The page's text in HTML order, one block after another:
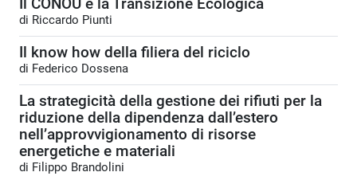
Il CONOU e la Transizione Ecologica
di Riccardo Piunti
Il know how della filiera del riciclo
di Federico Dossena
La strategicità della gestione dei rifiuti per la
riduzione della dipendenza dall’estero
nell’approvvigionamento di risorse
energetiche e materiali
di Filippo Brandolini